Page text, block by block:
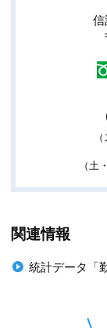
（土
関連情報
統計データ「